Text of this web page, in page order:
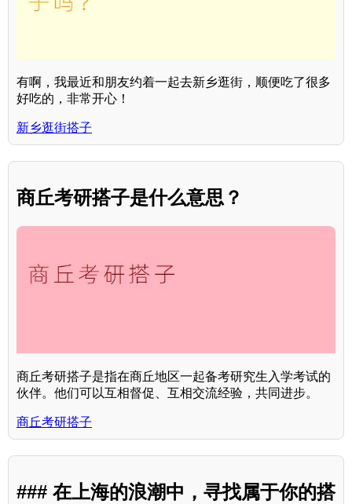
有啊，我最近和朋友约着一起去新乡逛街，顺便吃了很多
好吃的，非常开心！
新乡逛街搭子
商丘考研搭子是什么意思？
商丘考研搭子是指在商丘地区一起备考研究生入学考试的
伙伴。他们可以互相督促、互相交流经验，共同进步。
商丘考研搭子
### 在上海的浪潮中，寻找属于你的搭